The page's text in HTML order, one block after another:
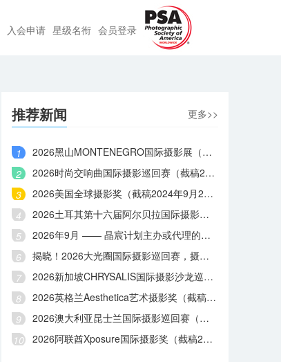
入会申请 星级名衔 会员登录
推荐新闻 更多>>
2026黑山MONTENEGRO国际摄影展（截稿2026年9月6日）
2026时尚交响曲国际摄影巡回赛（截稿2026年9月3日）
2026美国全球摄影奖（截稿2024年9月2日）
2026土耳其第十六届阿尔贝拉国际摄影大赛（截稿2023年9月1日）
2026年9月 —— 晶宸计划主办或代理的国际摄影赛事
揭晓！2026大光圈国际摄影巡回赛，摄影师王献艺、屈鹏程等摘金
2026新加坡CHRYSALIS国际摄影沙龙巡回赛（截稿2026年8月31日）
2026英格兰Aesthetica艺术摄影奖（截稿2026年8月29日）
2026澳大利亚昆士兰国际摄影巡回赛（截稿2026年8月28日）
2026阿联酋Xposure国际摄影奖（截稿2026年8月27日）